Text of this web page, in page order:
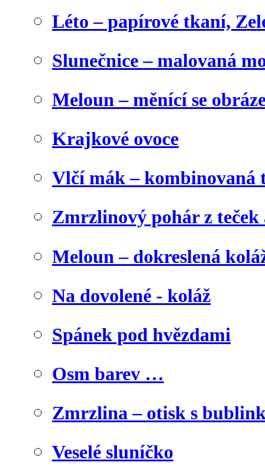
Léto – papírové tkaní,
Slunečnice – malovaná
Meloun – měnící se
Krajkové ovoce
Vlčí mák – kombinovaná
Zmrzlinový pohár z
Meloun – dokreslená
Na dovolené - koláž
Spánek pod hvězdami
Osm barev …
Zmrzlina – otisk s
Veselé sluníčko